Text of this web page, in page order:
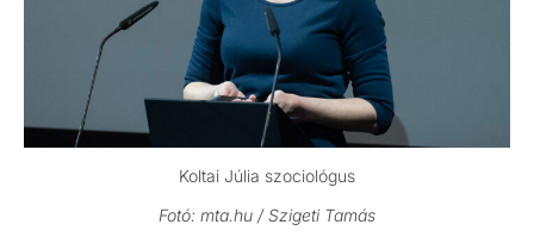
Koltai Júlia szociológus
Fotó: mta.hu / Szigeti Tamás